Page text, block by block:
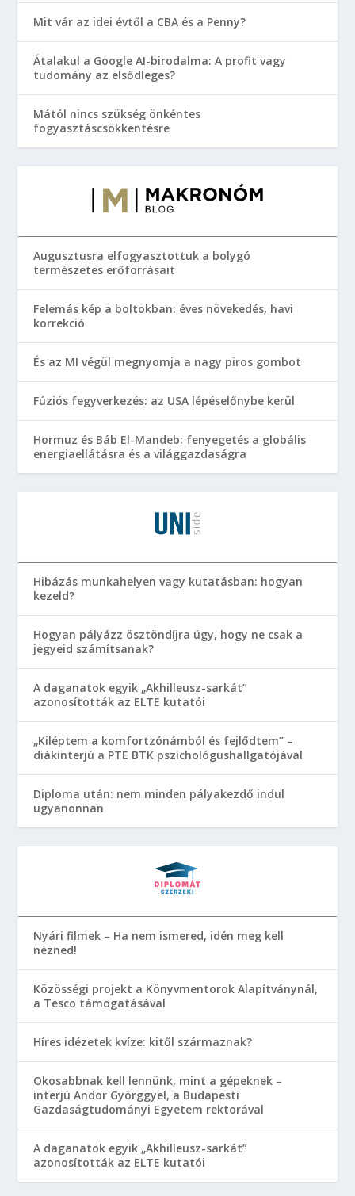
Mit vár az idei évtől a CBA és a Penny?
Átalakul a Google AI-birodalma: A profit vagy
tudomány az elsődleges?
Mától nincs szükség önkéntes
fogyasztáscsökkentésre
Augusztusra elfogyasztottuk a bolygó
természetes erőforrásait
Felemás kép a boltokban: éves növekedés, havi
korrekció
És az MI végül megnyomja a nagy piros gombot
Fúziós fegyverkezés: az USA lépéselőnybe kerül
Hormuz és Báb El-Mandeb: fenyegetés a globális
energiaellátásra és a világgazdaságra
Hibázás munkahelyen vagy kutatásban: hogyan
kezeld?
Hogyan pályázz ösztöndíjra úgy, hogy ne csak a
jegyeid számítsanak?
A daganatok egyik „Akhilleusz-sarkát”
azonosították az ELTE kutatói
„Kiléptem a komfortzónámból és fejlődtem” –
diákinterjú a PTE BTK pszichológushallgatójával
Diploma után: nem minden pályakezdő indul
ugyanonnan
Nyári filmek – Ha nem ismered, idén meg kell
nézned!
Közösségi projekt a Könyvmentorok Alapítványnál,
a Tesco támogatásával
Híres idézetek kvíze: kitől származnak?
Okosabbnak kell lennünk, mint a gépeknek –
interjú Andor Györggyel, a Budapesti
Gazdaságtudományi Egyetem rektorával
A daganatok egyik „Akhilleusz-sarkát”
azonosították az ELTE kutatói